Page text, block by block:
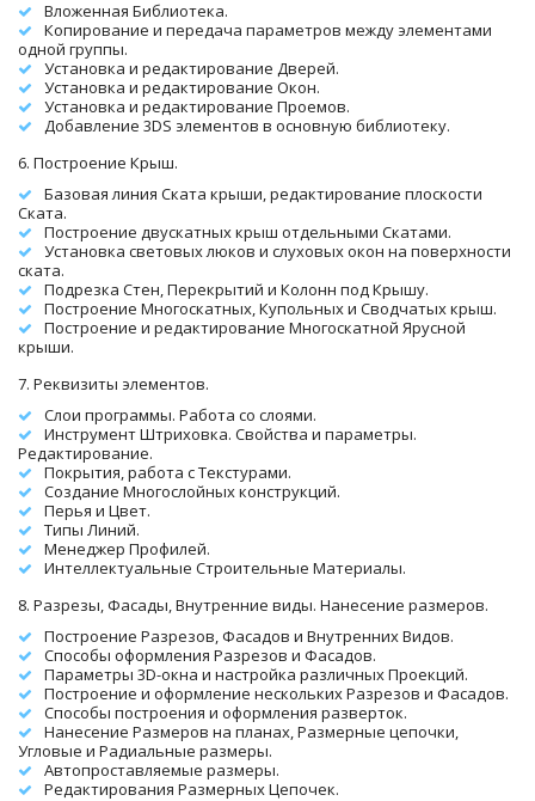
Вложенная Библиотека.
Копирование и передача параметров между элементами
одной группы.
Установка и редактирование Дверей.
Установка и редактирование Окон.
Установка и редактирование Проемов.
Добавление 3DS элементов в основную библиотеку.
6. Построение Крыш.
Базовая линия Ската крыши, редактирование плоскости
Ската.
Построение двускатных крыш отдельными Скатами.
Установка световых люков и слуховых окон на поверхности
ската.
Подрезка Стен, Перекрытий и Колонн под Крышу.
Построение Многоскатных, Купольных и Сводчатых крыш.
Построение и редактирование Многоскатной Ярусной
крыши.
7. Реквизиты элементов.
Слои программы. Работа со слоями.
Инструмент Штриховка. Свойства и параметры.
Редактирование.
Покрытия, работа с Текстурами.
Создание Многослойных конструкций.
Перья и Цвет.
Типы Линий.
Менеджер Профилей.
Интеллектуальные Строительные Материалы.
8. Разрезы, Фасады, Внутренние виды. Нанесение размеров.
Построение Разрезов, Фасадов и Внутренних Видов.
Способы оформления Разрезов и Фасадов.
Параметры 3D-окна и настройка различных Проекций.
Построение и оформление нескольких Разрезов и Фасадов.
Способы построения и оформления разверток.
Нанесение Размеров на планах, Размерные цепочки,
Угловые и Радиальные размеры.
Автопроставляемые размеры.
Редактирования Размерных Цепочек.